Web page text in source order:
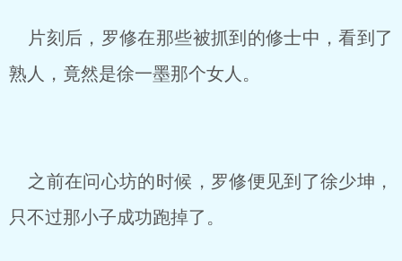
片刻后，罗修在那些被抓到的修士中，看到了
熟人，竟然是徐一墨那个女人。
之前在问心坊的时候，罗修便见到了徐少坤，
只不过那小子成功跑掉了。